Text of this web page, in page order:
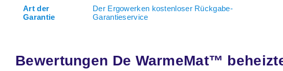
Art der
Garantie
Der Ergowerken kostenloser Rückgabe-
Garantieservice
Bewertungen De WarmeMat™